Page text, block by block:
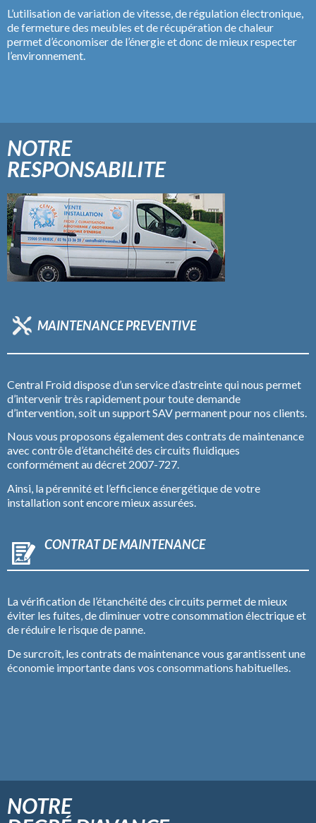
L’utilisation de variation de vitesse, de régulation électronique,
de fermeture des meubles et de récupération de chaleur
permet d’économiser de l’énergie et donc de mieux respecter
l’environnement.
NOTRE
RESPONSABILITE
MAINTENANCE PREVENTIVE
Central Froid dispose d’un service d’astreinte qui nous permet
d’intervenir très rapidement pour toute demande
d’intervention, soit un support SAV permanent pour nos clients.
Nous vous proposons également des contrats de maintenance
avec contrôle d’étanchéité des circuits fluidiques
conformément au décret 2007-727.
Ainsi, la pérennité et l’efficience énergétique de votre
installation sont encore mieux assurées.
CONTRAT DE MAINTENANCE
La vérification de l’étanchéité des circuits permet de mieux
éviter les fuites, de diminuer votre consommation électrique et
de réduire le risque de panne.
De surcroît, les contrats de maintenance vous garantissent une
économie importante dans vos consommations habituelles.
NOTRE